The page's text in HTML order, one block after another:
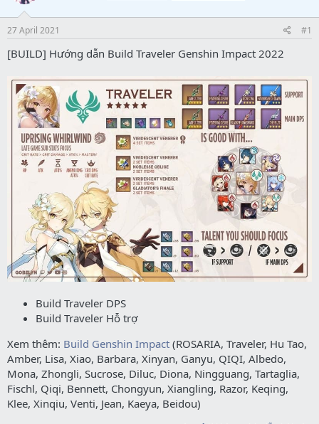
a
m
ả
27 April 2021 #1
[BUILD] Hướng dẫn Build Traveler Genshin Impact 2022
Build Traveler DPS
Build Traveler Hỗ trợ
Xem thêm: Build Genshin Impact (ROSARIA, Traveler, Hu Tao,
Amber, Lisa, Xiao, Barbara, Xinyan, Ganyu, QIQI, Albedo,
Mona, Zhongli, Sucrose, Diluc, Diona, Ningguang, Tartaglia,
Fischl, Qiqi, Bennett, Chongyun, Xiangling, Razor, Keqing,
Klee, Xinqiu, Venti, Jean, Kaeya, Beidou)